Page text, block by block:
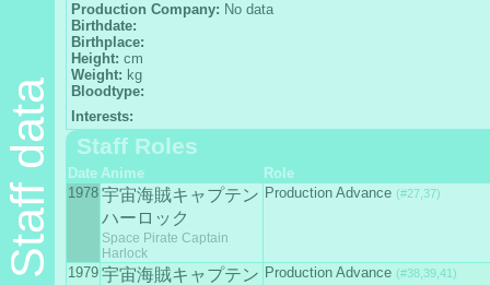
Staff data
Production Company: No data
Birthdate:
Birthplace:
Height: cm
Weight: kg
Bloodtype:
Interests:
Staff Roles
Date Anime
Role
1978 宇宙海賊キャプテン
ハーロック
Space Pirate Captain
Harlock
Production Advance (#27,37)
1979 宇宙海賊キャプテン Production Advance (#38,39,41)